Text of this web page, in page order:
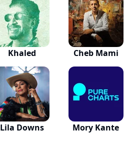
Khaled Cheb Mami
Lila Downs Mory Kante